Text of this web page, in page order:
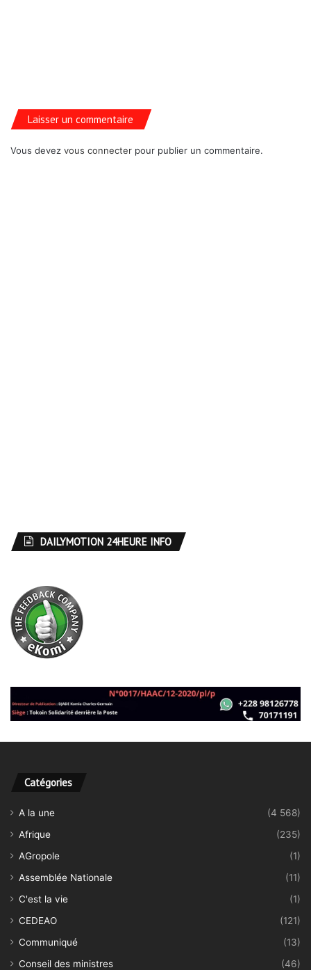
Laisser un commentaire
Vous devez vous connecter pour publier un commentaire.
DAILYMOTION 24HEURE INFO
Catégories
A la une
(4 568)
Afrique
(235)
AGropole
(1)
Assemblée Nationale
(11)
C'est la vie
(1)
CEDEAO
(121)
Communiqué
(13)
Conseil des ministres
(46)